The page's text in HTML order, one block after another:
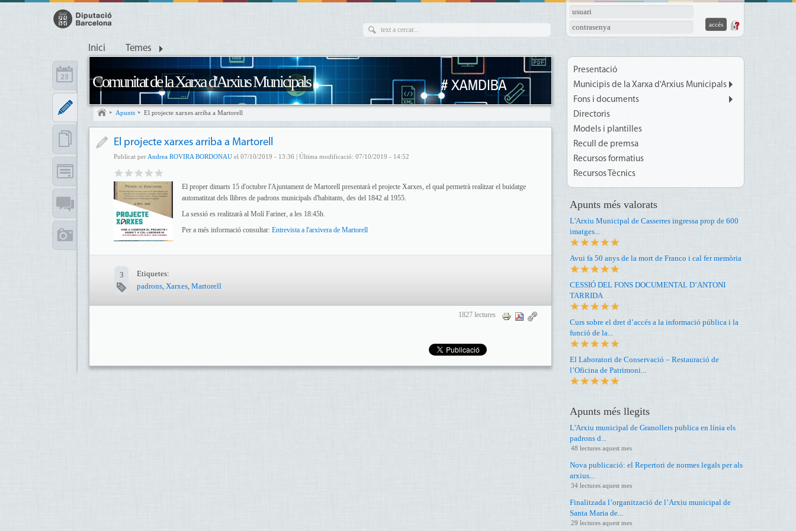
usuari
contrasenya
Inici Temes
Comunitat de la Xarxa d'Arxius Municipals
Apunts El projecte xarxes arriba a Martorell
El projecte xarxes arriba a Martorell
Publicat per Andrea ROVIRA BORDONAU el 07/10/2019 - 13:36 | Última modificació: 07/10/2019 - 14:52
El proper dimarts 15 d'octubre l'Ajuntament de Martorell presentarà el projecte Xarxes, el qual permetrà realitzar el buidatge
automatitzat dels llibres de padrons municipals d'habitants, des del 1842 al 1955.
La sessió es realitzarà al Molí Fariner, a les 18:45h.
Per a més informació consultar: Entrevista a l'arxivera de Martorell
3
Etiquetes:
padrons, Xarxes, Martorell
1827 lectures
Presentació
Municipis de la Xarxa d'Arxius Municipals
Fons i documents
Directoris
Models i plantilles
Recull de premsa
Recursos formatius
Recursos Tècnics
Apunts més valorats
L'Arxiu Municipal de Casserres ingressa prop de 600
imatges...
Avui fa 50 anys de la mort de Franco i cal fer memòria
CESSIÓ DEL FONS DOCUMENTAL D’ANTONI
TARRIDA
Curs sobre el dret d’accés a la informació pública i la
funció de la...
El Laboratori de Conservació – Restauració de
l’Oficina de Patrimoni...
Apunts més llegits
L'Arxiu municipal de Granollers publica en línia els
padrons d...
48 lectures aquest mes
Nova publicació: el Repertori de normes legals per als
arxius...
34 lectures aquest mes
Finalitzada l’organització de l’Arxiu municipal de
Santa Maria de...
29 lectures aquest mes